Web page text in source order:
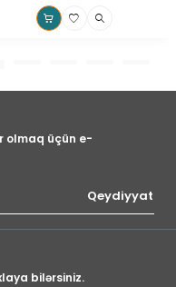
bilərsiniz.
olmaq üçün e-
Qeydiyyat